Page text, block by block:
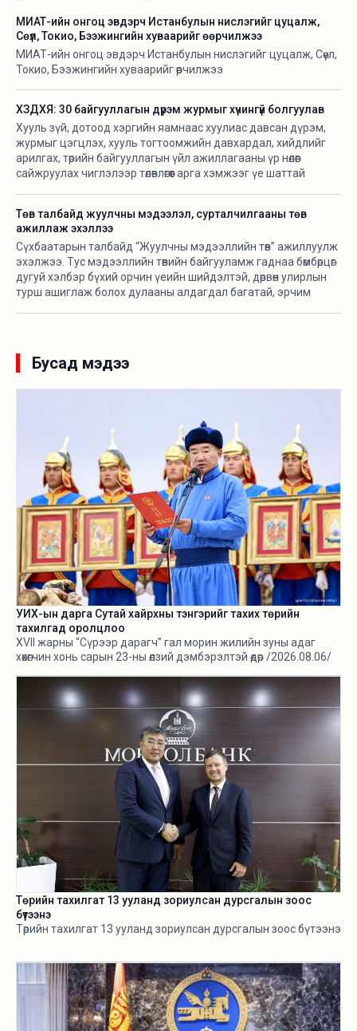
МИАТ-ийн онгоц эвдэрч Истанбулын нислэгийг цуцалж,
Сөүл, Токио, Бээжингийн хуваарийг өөрчилжээ
МИАТ-ийн онгоц эвдэрч Истанбулын нислэгийг цуцалж, Сөүл,
Токио, Бээжингийн хуваарийг өөрчилжээ
ХЗДХЯ: 30 байгууллагын дүрэм журмыг хүчингүй болгуулав
Хууль зүй, дотоод хэргийн яамнаас хуулиас давсан дүрэм,
журмыг цэгцлэх, хууль тогтоомжийн давхардал, хийдлийг
арилгах, төрийн байгууллагын үйл ажиллагааны үр нөлөөг
сайжруулах чиглэлээр төлөвлөгөөт арга хэмжээг үе шаттай
Төв талбайд жуулчны мэдээлэл, сурталчилгааны төв
ажиллаж эхэллээ
Сүхбаатарын талбайд “Жуулчны мэдээллийн төв” ажиллуулж
эхэлжээ. Тус мэдээллийн төвийн байгууламж гаднаа бөмбөрцөг
дугуй хэлбэр бүхий орчин үеийн шийдэлтэй, дөрвөн улирлын
турш ашиглаж болох дулааны алдагдал багатай, эрчим
байна.
Бусад мэдээ
УИХ-ын дарга Сутай хайрхны тэнгэрийг тахих төрийн
тахилгад оролцлоо
XVII жарны “Сүрээр дарагч” гал морин жилийн зуны адаг
хөхөгчин хонь сарын 23-ны өлзий дэмбэрэлтэй өдөр /2026.08.06/
Төрийн тахилгат 13 ууланд зориулсан дурсгалын зоос
бүтээнэ
Төрийн тахилгат 13 ууланд зориулсан дурсгалын зоос бүтээнэ